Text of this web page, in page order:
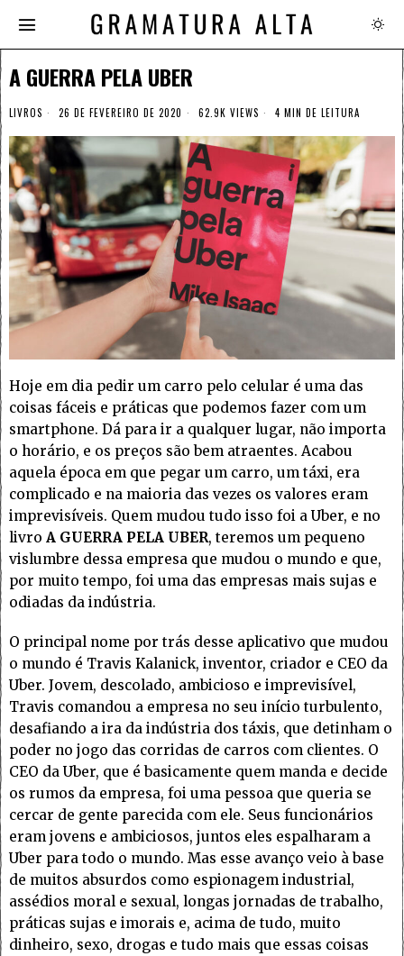
A GUERRA PELA UBER
LIVROS 26 DE FEVEREIRO DE 2020 62.9K VIEWS 4 MIN DE LEITURA
Hoje em dia pedir um carro pelo celular é uma das
coisas fáceis e práticas que podemos fazer com um
smartphone. Dá para ir a qualquer lugar, não importa
o horário, e os preços são bem atraentes. Acabou
aquela época em que pegar um carro, um táxi, era
complicado e na maioria das vezes os valores eram
imprevisíveis. Quem mudou tudo isso foi a Uber, e no
livro A GUERRA PELA UBER, teremos um pequeno
vislumbre dessa empresa que mudou o mundo e que,
por muito tempo, foi uma das empresas mais sujas e
odiadas da indústria.
O principal nome por trás desse aplicativo que mudou
o mundo é Travis Kalanick, inventor, criador e CEO da
Uber. Jovem, descolado, ambicioso e imprevisível,
Travis comandou a empresa no seu início turbulento,
desafiando a ira da indústria dos táxis, que detinham o
poder no jogo das corridas de carros com clientes. O
CEO da Uber, que é basicamente quem manda e decide
os rumos da empresa, foi uma pessoa que queria se
cercar de gente parecida com ele. Seus funcionários
eram jovens e ambiciosos, juntos eles espalharam a
Uber para todo o mundo. Mas esse avanço veio à base
de muitos absurdos como espionagem industrial,
assédios moral e sexual, longas jornadas de trabalho,
práticas sujas e imorais e, acima de tudo, muito
dinheiro, sexo, drogas e tudo mais que essas coisas